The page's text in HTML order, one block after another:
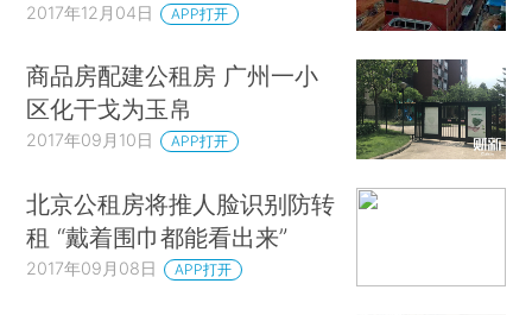
2017年12月04日 APP打开
商品房配建公租房 广州一小
区化干戈为玉帛
2017年09月10日 APP打开
北京公租房将推人脸识别防转
租 “戴着围巾都能看出来”
2017年09月08日 APP打开